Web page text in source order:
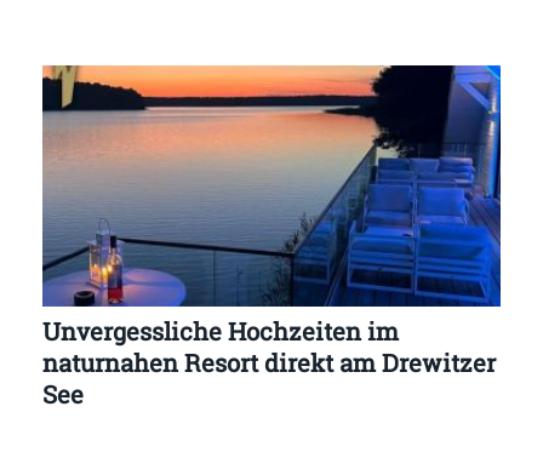
Unvergessliche Hochzeiten im
naturnahen Resort direkt am Drewitzer
See